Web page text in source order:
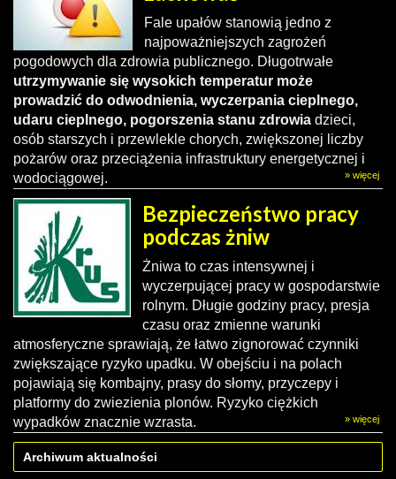
Fale upałów stanowią jedno z
najpoważniejszych zagrożeń
pogodowych dla zdrowia publicznego. Długotrwałe
utrzymywanie się wysokich temperatur może
prowadzić do odwodnienia, wyczerpania cieplnego,
udaru cieplnego, pogorszenia stanu zdrowia dzieci,
osób starszych i przewlekle chorych, zwiększonej liczby
pożarów oraz przeciążenia infrastruktury energetycznej i
wodociągowej.
» więcej
Bezpieczeństwo pracy
podczas żniw
Żniwa to czas intensywnej i
wyczerpującej pracy w gospodarstwie
rolnym. Długie godziny pracy, presja
czasu oraz zmienne warunki
atmosferyczne sprawiają, że łatwo zignorować czynniki
zwiększające ryzyko upadku. W obejściu i na polach
pojawiają się kombajny, prasy do słomy, przyczepy i
platformy do zwiezienia plonów. Ryzyko ciężkich
wypadków znacznie wzrasta.
» więcej
Archiwum aktualności